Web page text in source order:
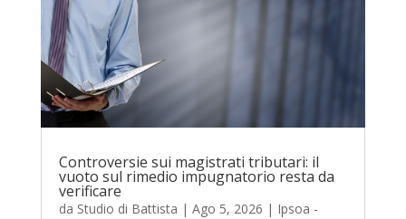
Controversie sui magistrati tributari: il
vuoto sul rimedio impugnatorio resta da
verificare
da Studio di Battista | Ago 5, 2026 | Ipsoa -